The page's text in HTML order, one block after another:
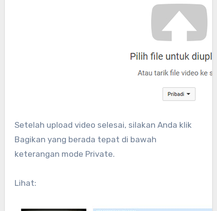
Setelah upload video selesai, silakan Anda klik
Bagikan yang berada tepat di bawah
keterangan mode Private.
Lihat: